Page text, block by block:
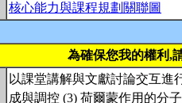
核心能力與課程規劃關聯圖
為確保您我的權利,
以課堂講解與文獻討論交互進
成與調控 (3) 荷爾蒙作用的分